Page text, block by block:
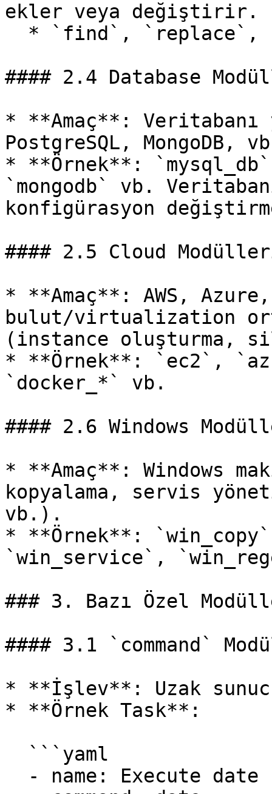
ekler veya değiştirir.
#### 2.4 Database
* **Amaç**: Veritabanı
PostgreSQL, MongoDB,
* **Örnek**:
`mongodb` vb.
konfigürasyon
#### 2.5 Cloud
* **Amaç**: AWS,
bulut/virtualization
(instance oluşturma,
* **Örnek**: `ec2`,
`docker_*` vb.
#### 2.6 Windows
* **Amaç**: Windows
kopyalama, servis
vb.).
* **Örnek**:
`win_service`,
### 3. Bazı Özel
#### 3.1 `command`
* **İşlev**: Uzak
* **Örnek Task**: